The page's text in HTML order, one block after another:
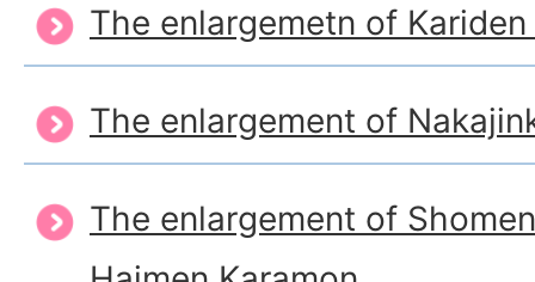
The enlargemetn of
The enlargement of
The enlargement of